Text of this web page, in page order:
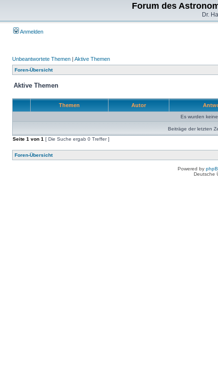
Forum des
Dr.
Anmelden
Unbeantwortete Themen | Aktive Themen
Foren-Übersicht
Aktive Themen
Themen Autor
Es wurden
Beiträge der letzten
Seite 1 von 1 [ Die Suche ergab 0 Treffer ]
Foren-Übersicht
Powered by
Deutsche